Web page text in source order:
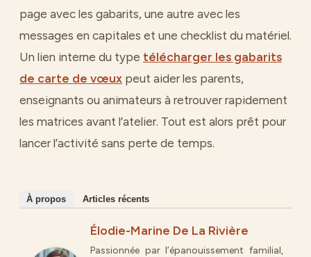
page avec les gabarits, une autre avec les
messages en capitales et une checklist du matériel.
Un lien interne du type télécharger les gabarits
de carte de vœux peut aider les parents,
enseignants ou animateurs à retrouver rapidement
les matrices avant l’atelier. Tout est alors prêt pour
lancer l’activité sans perte de temps.
À propos Articles récents
Élodie-Marine De La Rivière
Passionnée par l’épanouissement familial,